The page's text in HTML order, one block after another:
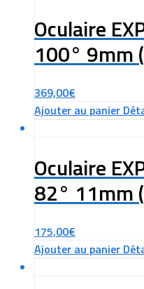
Oculaire
100° 9mm
369,00€
Ajouter au panier
Oculaire
82° 11mm
175,00€
Ajouter au panier